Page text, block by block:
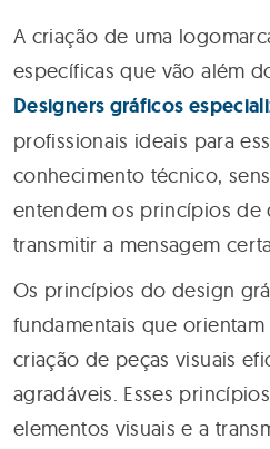
A criação de uma
específicas que vão além
Designers gráficos
profissionais ideais para
conhecimento técnico,
entendem os princípios de
transmitir a mensagem
Os princípios do design
fundamentais que
criação de peças visuais
agradáveis. Esses
elementos visuais e a